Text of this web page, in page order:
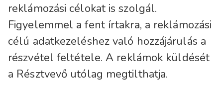
reklámozási célokat is szolgál.
Figyelemmel a fent írtakra, a reklámozási
célú adatkezeléshez való hozzájárulás a
részvétel feltétele. A reklámok küldését
a Résztvevő utólag megtilthatja.